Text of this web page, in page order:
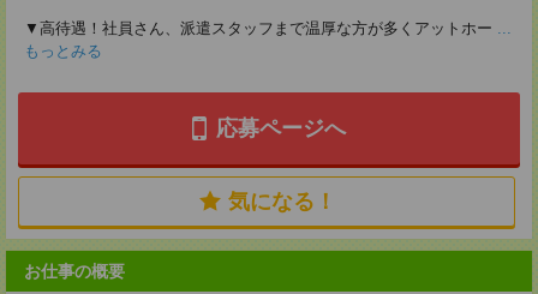
▼高待遇！社員さん、派遣スタッフまで温厚な方が多くアットホー ...
もっとみる
応募ページへ
気になる！
お仕事の概要